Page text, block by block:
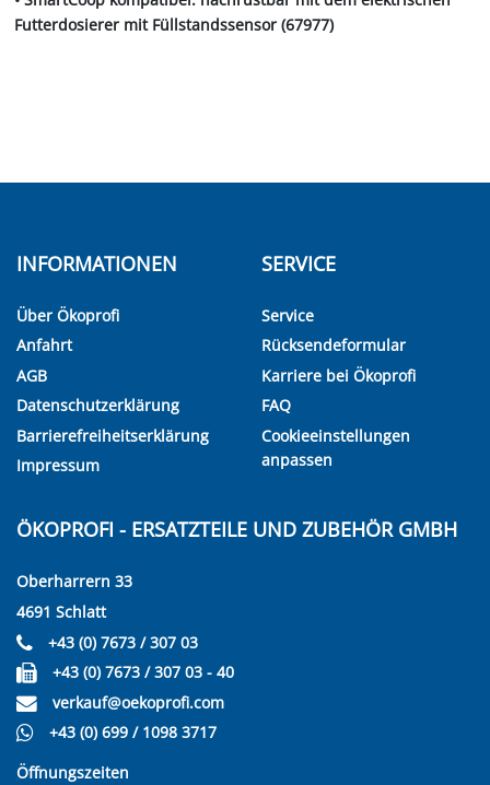
Futterdosierer mit Füllstandssensor (67977)
INFORMATIONEN
Über Ökoprofi
Anfahrt
AGB
Datenschutzerklärung
Barrierefreiheitserklärung
Impressum
SERVICE
Service
Rücksendeformular
Karriere bei Ökoprofi
FAQ
Cookieeinstellungen
anpassen
ÖKOPROFI - ERSATZTEILE UND ZUBEHÖR GMBH
Oberharrern 33
4691 Schlatt
+43 (0) 7673 / 307 03
+43 (0) 7673 / 307 03 - 40
verkauf@oekoprofi.com
+43 (0) 699 / 1098 3717
Öffnungszeiten